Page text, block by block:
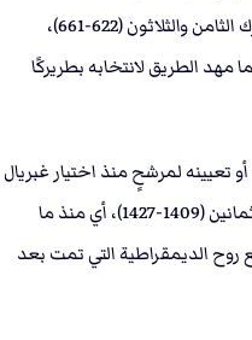
خدم بنيامين الأول (Benjamin I)، البطريرك الثامن والثلاثون (622-661)،
تعيينه لمرشحٍ منذ اختيار غبريال
الخامس (Gabriel V)، البطريرك الثامن والثمانين (1409-1427)، أي منذ ما
روح الديمقراطية التي تمت بعد